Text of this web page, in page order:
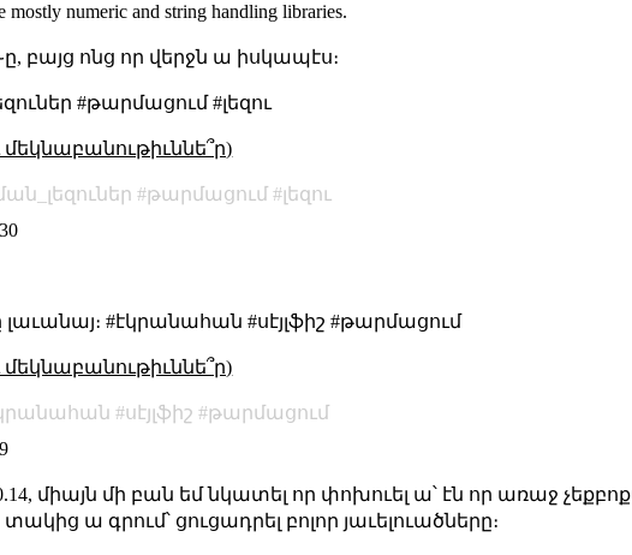
mostly numeric and string handling libraries.
բայց ոնց որ վերջն ա իսկապէս։
#թարմացում #լեզու
թարմացում
լեզու
լաւանայ։ #էկրանահան #սէյլֆիշ #թարմացում
սէյլֆիշ
թարմացում
միայն մի բան եմ նկատել որ փոխուել ա՝ էն որ առաջ
տակից ա գրում՝ ցուցադրել բոլոր յաւելուածները։